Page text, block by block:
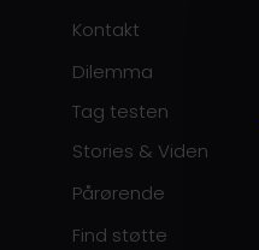
Kontakt
Dilemma
Tag testen
Stories & Viden
Pårørende
Find støtte